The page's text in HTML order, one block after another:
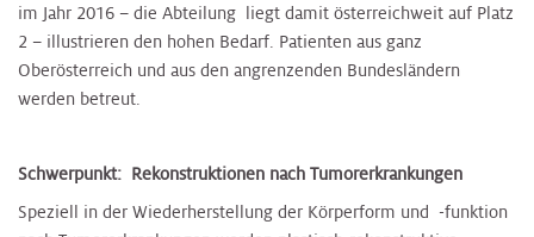
im Jahr 2016 – die Abteilung liegt damit österreichweit auf Platz
2 – illustrieren den hohen Bedarf. Patienten aus ganz
Oberösterreich und aus den angrenzenden Bundesländern
werden betreut.
Schwerpunkt: Rekonstruktionen nach Tumorerkrankungen
Speziell in der Wiederherstellung der Körperform und -funktion